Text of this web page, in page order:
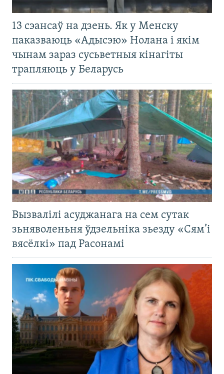
13 сэансаў на дзень. Як у Менску
паказваюць «Адысэю» Нолана і якім
чынам зараз сусьветныя кінагіты
трапляюць у Беларусь
Вызвалілі асуджанага на сем сутак
зьняволеньня ўдзельніка зьезду «Сям’і
вясёлкі» пад Расонамі